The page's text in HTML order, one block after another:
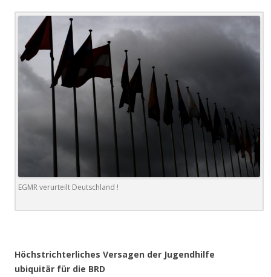
EGMR verurteilt Deutschland !
Höchstrichterliches Versagen der Jugendhilfe
ubiquitär für die BRD